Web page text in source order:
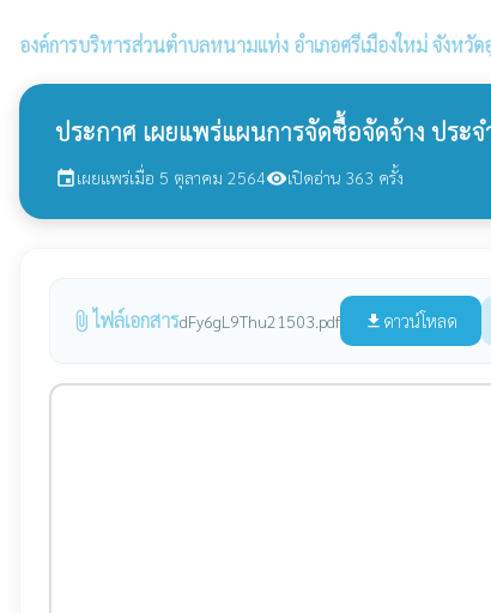
องค์การบริหารส่วนตำบลหนามแท่ง อำเภอศรีเมืองใหม่ จังหวั
ประกาศ เผยแพร่แผนการจัดซื้อจัดจ้าง ประ
eventเผยแพร่เมื่อ 5 ตุลาคม 2564visibilityเปิดอ่าน 363 ครั้ง
attach_file ไฟล์เอกสารdFy6gL9Thu21503.pdf file_download ดาวน์โหลด